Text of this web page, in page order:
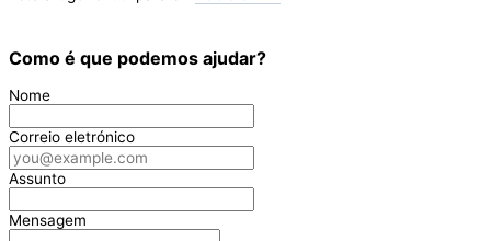
Como é que podemos ajudar?
Nome
Correio eletrónico
Assunto
Mensagem